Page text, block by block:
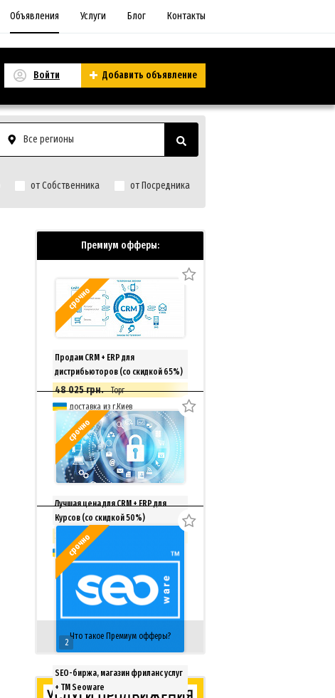
Объявления Услуги Блог Контакты
Войти Добавить объявление
Все регионы
от Собственника от Посредника
Премиум офферы:
срочно
Продам CRM + ERP для
дистрибьюторов (со скидкой 65%)
48 025 грн.
Торг
доставка из г.Киев
срочно
Лучшая цена для CRM + ERP для
Курсов (со скидкой 50%)
33 150 грн.
доставка из г.Киев
срочно
2
SEO-биржа, магазин фриланс услуг
+ ТМ Seoware
Что такое Премиум офферы?